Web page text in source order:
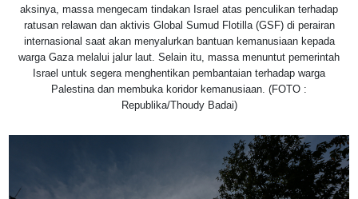
aksinya, massa mengecam tindakan Israel atas penculikan terhadap
ratusan relawan dan aktivis Global Sumud Flotilla (GSF) di perairan
internasional saat akan menyalurkan bantuan kemanusiaan kepada
warga Gaza melalui jalur laut. Selain itu, massa menuntut pemerintah
Israel untuk segera menghentikan pembantaian terhadap warga
Palestina dan membuka koridor kemanusiaan. (FOTO :
Republika/Thoudy Badai)